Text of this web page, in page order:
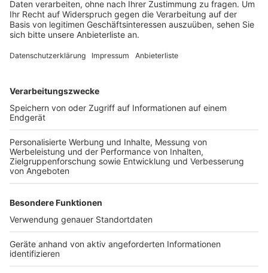
sie hat jetzt schon Infozettel an knapp 10.000
Haushalte verteilt, die möglicherweise betroffen sein
könnten. Und auch die Uniklinik trifft schon
Maßnahmen zum Schutz der Menschen. Außerdem
Blindgänger in Köln-Lindenthal, den Maßnahmen und
Sperrungen gibt eshier
Weitere Themen von Rhein und Erft
Schießerei in Pulheim: Mann verletzt
Konklave zur Papstwahl startet
Insolvenz von Bergheimer IT-Unternehmen